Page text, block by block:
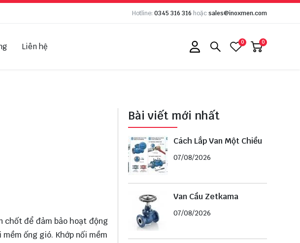
Hotline: 0345 316 316 hoặcsales@inoxmen.com
Liên hệ 0 0
chốt để đảm bảo hoạt động
ống gió. Khớp nối mềm
Bài viết mới nhất
Cách Lắp Van Một Chiều
07/08/2026
Van Cầu Zetkama
07/08/2026